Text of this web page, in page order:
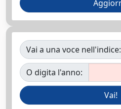
Vai a una voce nell'indice:
O digita l'anno: